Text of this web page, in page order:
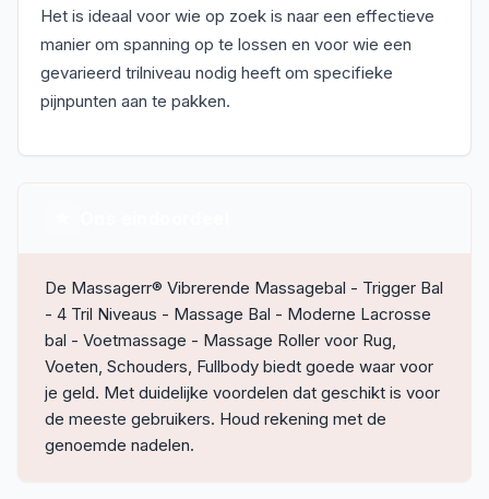
Het is ideaal voor wie op zoek is naar een effectieve
manier om spanning op te lossen en voor wie een
gevarieerd trilniveau nodig heeft om specifieke
pijnpunten aan te pakken.
De Massagerr® Vibrerende Massagebal - Trigger Bal
- 4 Tril Niveaus - Massage Bal - Moderne Lacrosse
bal - Voetmassage - Massage Roller voor Rug,
Voeten, Schouders, Fullbody biedt goede waar voor
je geld. Met duidelijke voordelen dat geschikt is voor
de meeste gebruikers. Houd rekening met de
genoemde nadelen.